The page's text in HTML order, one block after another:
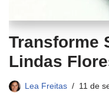
Transforme
Lindas
Lea Freitas 11 de